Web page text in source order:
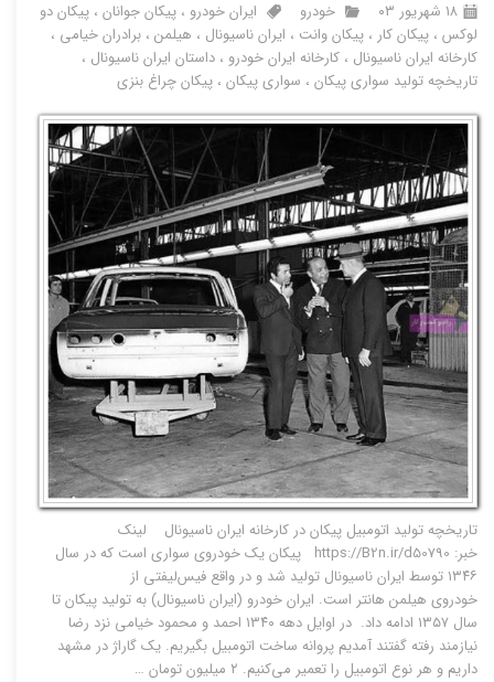
۱۸ شهریور ۰۳ خودرو ایران خودرو ،پیکان جوانان ،پیکان دو
لوکس ،پیکان کار ،پیکان وانت ، ایران ناسیونال ، هیلمن ،برادران خیامی ،
کارخانه ایران ناسیونال ،کارخانه ایران خودرو ،داستان ایران ناسیونال ،
تاریخچه تولید سواری پیکان ، سواری پیکان ،پیکان چراغ بنزی
تاریخچه تولید اتومبیل پیکان در کارخانه ایران ناسیونال لینک
خبر: https://B2n.ir/d50790 پیکان یک خودروی سواری است که در سال
۱۳۴۶ توسط ایران ناسیونال تولید شد و در واقع فیس‌لیفتی از
خودروی هیلمن هانتر است. ایران خودرو (ایران ناسیونال) به تولید پیکان تا
سال ۱۳۵۷ ادامه داد. در اوایل دهه ۱۳۴۰ احمد و محمود خیامی نزد رضا
نیازمند رفته گفتند آمدیم پروانه ساخت اتومبیل بگیریم. یک گاراژ در مشهد
داریم و هر نوع اتومبیل را تعمیر می‌کنیم. ۲ میلیون تومان …